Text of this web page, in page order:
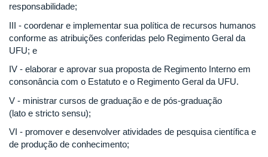
responsabilidade;
III - coordenar e implementar sua política de recursos humanos
conforme as atribuições conferidas pelo Regimento Geral da
UFU; e
IV - elaborar e aprovar sua proposta de Regimento Interno em
consonância com o Estatuto e o Regimento Geral da UFU.
V - ministrar cursos de graduação e de pós-graduação
(lato e stricto sensu);
VI - promover e desenvolver atividades de pesquisa científica e
de produção de conhecimento;